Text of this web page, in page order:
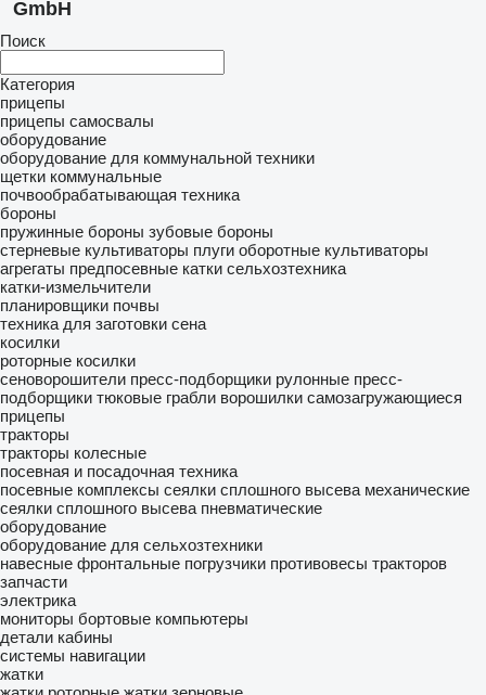
GmbH
Поиск
Категория
прицепы
прицепы самосвалы
оборудование
оборудование для коммунальной техники
щетки коммунальные
почвообрабатывающая техника
бороны
пружинные бороны зубовые бороны
стерневые культиваторы плуги оборотные культиваторы
агрегаты предпосевные катки сельхозтехника
катки-измельчители
планировщики почвы
техника для заготовки сена
косилки
роторные косилки
сеноворошители пресс-подборщики рулонные пресс-
подборщики тюковые грабли ворошилки самозагружающиеся
прицепы
тракторы
тракторы колесные
посевная и посадочная техника
посевные комплексы сеялки сплошного высева механические
сеялки сплошного высева пневматические
оборудование
оборудование для сельхозтехники
навесные фронтальные погрузчики противовесы тракторов
запчасти
электрика
мониторы бортовые компьютеры
детали кабины
системы навигации
жатки